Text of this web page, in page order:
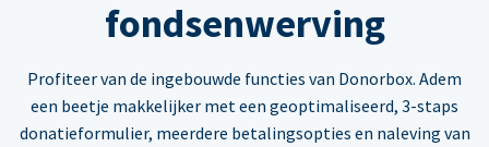
fondsenwerving
Profiteer van de ingebouwde functies van Donorbox. Adem
een beetje makkelijker met een geoptimaliseerd, 3-staps
donatieformulier, meerdere betalingsopties en naleving van